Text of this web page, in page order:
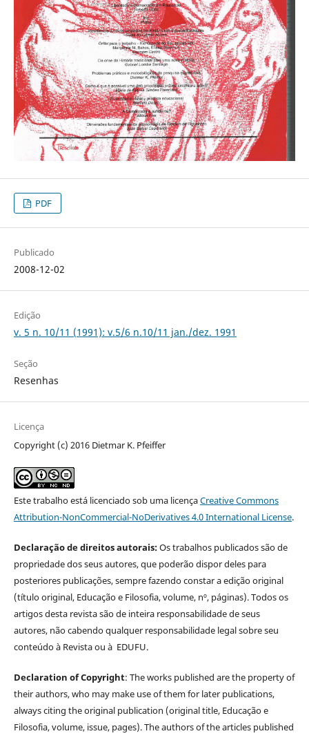
PDF
Publicado
2008-12-02
Edição
v. 5 n. 10/11 (1991): v.5/6 n.10/11 jan./dez. 1991
Seção
Resenhas
Licença
Copyright (c) 2016 Dietmar K. Pfeiffer
Este trabalho está licenciado sob uma licençaCreative Commons
Attribution-NonCommercial-NoDerivatives 4.0 International License.
Declaração de direitos autorais:Os trabalhos publicados são de
propriedade dos seus autores, que poderão dispor deles para
posteriores publicações, sempre fazendo constar a edição original
(título original, Educação e Filosofia, volume, nº, páginas). Todos os
artigos desta revista são de inteira responsabilidade de seus
autores, não cabendo qualquer responsabilidade legal sobre seu
conteúdo à Revista ou à EDUFU.
Declaration of Copyright: The works published are the property of
their authors, who may make use of them for later publications,
always citing the original publication (original title, Educação e
Filosofia, volume, issue, pages). The authors of the articles published